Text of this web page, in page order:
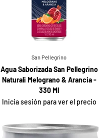
San Pellegrino
Agua Saborizada San Pellegrino
Naturali Melograno & Arancia -
330 Ml
Inicia sesión para ver el precio